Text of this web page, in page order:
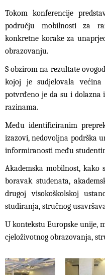
Tokom konferencije
području mobilnosti za
konkretne korake za
obrazovanju.
S obzirom na rezultate
kojoj je sudjelovala
potvrđeno je da su i
razinama.
Među identificiranim
izazovi, nedovoljna podrška
informiranosti među
Akademska mobilnost, kako
boravak studenata,
drugoj visokoškolskoj
studiranja, stručnog
U kontekstu Europske unije,
cjeloživotnog obrazovanja,